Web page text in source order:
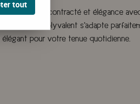
entre style décontracté et élégance
Ce T-shirt polyvalent s'adapte
pour votre tenue quotidienne.
tout